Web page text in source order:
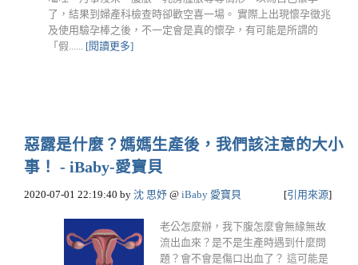
了，結果到婦產科檢查時卻歡空喜一場。 實際上出現懷孕徵兆
及使用驗孕棒之後，不一定會是真的懷孕，有可能是所謂的
「假...... [閱讀更多]
惡露是什麼？媽媽生產後，我們該注意的大小
事！ - iBaby-愛寶貝
2020-07-01 22:19:40 by 沈 思妤 @ iBaby 愛寶貝 [引用來源]
老公怎麼辦，我下腹怎麼會無緣無故
流出血來？是不是生產時遇到什麼問
題？會不會是傷口出血了？ ​這可能是